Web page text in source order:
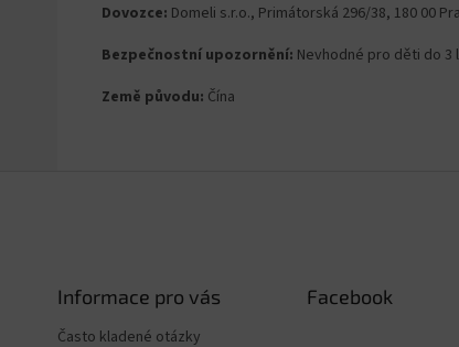
Dovozce: Domeli s.r.o., Primátorská 296/38, 180 00
Bezpečnostní upozornění: Nevhodné pro děti do 3
Země původu: Čína
Informace pro vás
Často kladené otázky
Facebook